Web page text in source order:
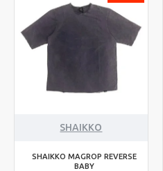
SHAIKKO
SHAIKKO MAGROP REVERSE
BABY